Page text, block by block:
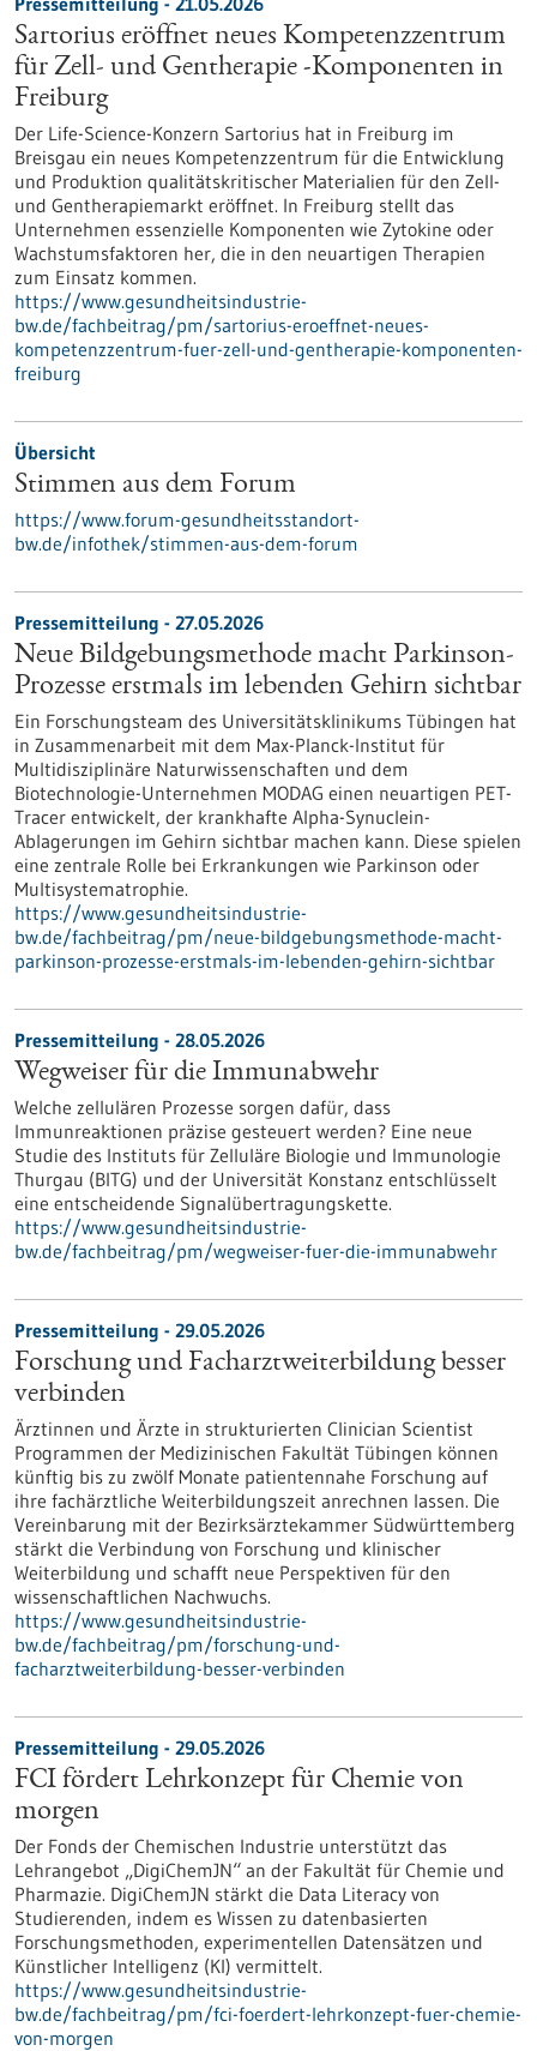
Sartorius eröffnet neues Kompetenzzentrum
für Zell- und Gentherapie ‑Komponenten in
Freiburg
Der Life-Science-Konzern Sartorius hat in Freiburg im
Breisgau ein neues Kompetenzzentrum für die Entwicklung
und Produktion qualitätskritischer Materialien für den Zell-
und Gentherapiemarkt eröffnet. In Freiburg stellt das
Unternehmen essenzielle Komponenten wie Zytokine oder
Wachstumsfaktoren her, die in den neuartigen Therapien
zum Einsatz kommen.
https://www.gesundheitsindustrie-
bw.de/fachbeitrag/pm/sartorius-eroeffnet-neues-
kompetenzzentrum-fuer-zell-und-gentherapie-komponenten-
freiburg
Übersicht
Stimmen aus dem Forum
https://www.forum-gesundheitsstandort-
bw.de/infothek/stimmen-aus-dem-forum
Pressemitteilung - 27.05.2026
Neue Bildgebungsmethode macht Parkinson-
Prozesse erstmals im lebenden Gehirn sichtbar
Ein Forschungsteam des Universitätsklinikums Tübingen hat
in Zusammenarbeit mit dem Max-Planck-Institut für
Multidisziplinäre Naturwissenschaften und dem
Biotechnologie-Unternehmen MODAG einen neuartigen PET-
Tracer entwickelt, der krankhafte Alpha-Synuclein-
Ablagerungen im Gehirn sichtbar machen kann. Diese spielen
eine zentrale Rolle bei Erkrankungen wie Parkinson oder
Multisystematrophie.
https://www.gesundheitsindustrie-
bw.de/fachbeitrag/pm/neue-bildgebungsmethode-macht-
parkinson-prozesse-erstmals-im-lebenden-gehirn-sichtbar
Pressemitteilung - 28.05.2026
Wegweiser für die Immunabwehr
Welche zellulären Prozesse sorgen dafür, dass
Immunreaktionen präzise gesteuert werden? Eine neue
Studie des Instituts für Zelluläre Biologie und Immunologie
Thurgau (BITG) und der Universität Konstanz entschlüsselt
eine entscheidende Signalübertragungskette.
https://www.gesundheitsindustrie-
bw.de/fachbeitrag/pm/wegweiser-fuer-die-immunabwehr
Pressemitteilung - 29.05.2026
Forschung und Facharztweiterbildung besser
verbinden
Ärztinnen und Ärzte in strukturierten Clinician Scientist
Programmen der Medizinischen Fakultät Tübingen können
künftig bis zu zwölf Monate patientennahe Forschung auf
ihre fachärztliche Weiterbildungszeit anrechnen lassen. Die
Vereinbarung mit der Bezirksärztekammer Südwürttemberg
stärkt die Verbindung von Forschung und klinischer
Weiterbildung und schafft neue Perspektiven für den
wissenschaftlichen Nachwuchs.
https://www.gesundheitsindustrie-
bw.de/fachbeitrag/pm/forschung-und-
facharztweiterbildung-besser-verbinden
Pressemitteilung - 29.05.2026
FCI fördert Lehrkonzept für Chemie von
morgen
Der Fonds der Chemischen Industrie unterstützt das
Lehrangebot „DigiChemJN“ an der Fakultät für Chemie und
Pharmazie. DigiChemJN stärkt die Data Literacy von
Studierenden, indem es Wissen zu datenbasierten
Forschungsmethoden, experimentellen Datensätzen und
Künstlicher Intelligenz (KI) vermittelt.
https://www.gesundheitsindustrie-
bw.de/fachbeitrag/pm/fci-foerdert-lehrkonzept-fuer-chemie-
von-morgen